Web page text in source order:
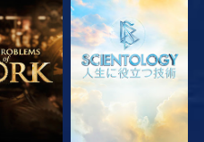
を探求 シリーズを探求